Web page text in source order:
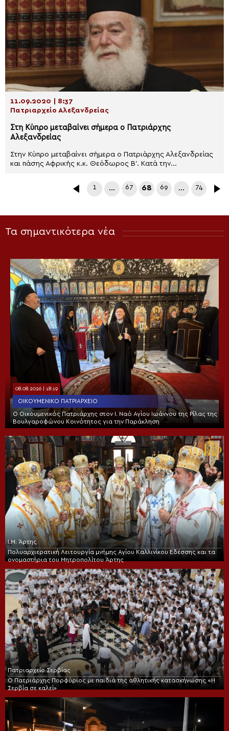
11.09.2020 | 8:37
Πατριαρχείο Αλεξανδρείας
Στη Κύπρο μεταβαίνει σήμερα ο Πατριάρχης
Αλεξανδρείας
Στην Κύπρο μεταβαίνει σήμερα ο Πατριάρχης Αλεξανδρείας
και πάσης Αφρικής κ.κ. Θεόδωρος Β’. Κατά την...
1 … 67 68 69 … 74
Τα σημαντικότερα νέα
08.08.2026 | 18:19
ΟΙΚΟΥΜΕΝΙΚΌ ΠΑΤΡΙΑΡΧΕΊΟ
Ο Οικουμενικός Πατριάρχης στον I. Ναό Αγίου Ιωάννου της Ρίλας της
Βουλγαροφώνου Κοινότητος για την Παράκληση
Ι.Μ. Άρτης
Πολυαρχιερατική Λειτουργία μνήμης Αγίου Καλλινίκου Εδέσσης και τα
ονομαστήρια του Μητροπολίτου Άρτης
Πατριαρχείο Σερβίας
Ο Πατριάρχης Πορφύριος με παιδιά της αθλητικής κατασκήνωσης «Η
Σερβία σε καλεί»